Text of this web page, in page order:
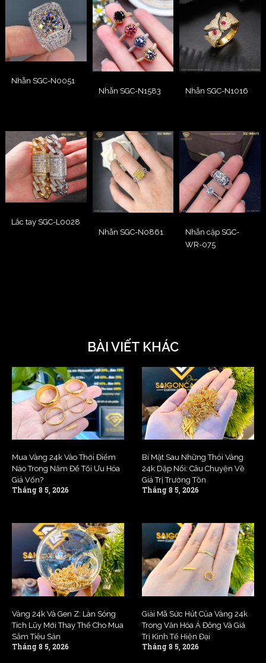
Nhẫn SGC-N0051
Nhẫn SGC-N1583
Nhẫn SGC-N1016
Lắc tay SGC-L0028
Nhẫn SGC-N0861
Nhẫn cặp SGC-
WR-075
BÀI VIẾT KHÁC
Mua Vàng 24k Vào Thời Điểm
Nào Trong Năm Để Tối Ưu Hóa
Giá Vốn?
Tháng 8 5, 2026
Bí Mật Sau Những Thỏi Vàng
24k Dập Nổi: Câu Chuyện Về
Giá Trị Trường Tồn
Tháng 8 5, 2026
Vàng 24k Và Gen Z: Làn Sóng
Tích Lũy Mới Thay Thế Cho Mua
Sắm Tiêu Sản
Tháng 8 5, 2026
Giải Mã Sức Hút Của Vàng 24k
Trong Văn Hóa Á Đông Và Giá
Trị Kinh Tế Hiện Đại
Tháng 8 5, 2026